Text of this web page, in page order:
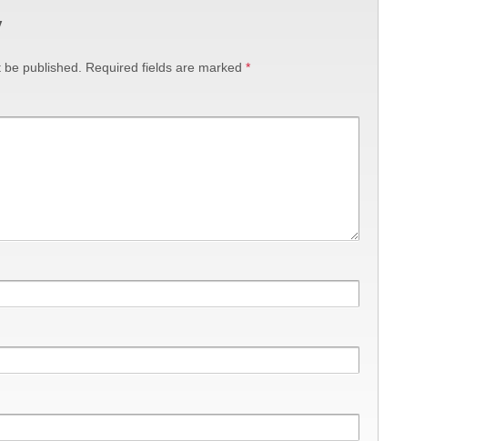
published. Required fields are marked *